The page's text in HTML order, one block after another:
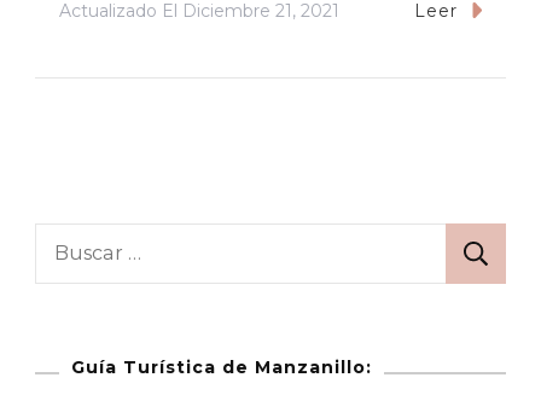
Actualizado El Diciembre 21, 2021 Leer
Guía Turística de Manzanillo: